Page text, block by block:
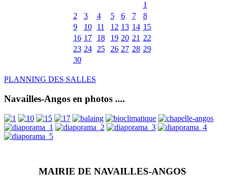
1
2
3 4 5 6 7
8
9
10 11 12 13 14 15
16 17 18 19 20 21 22
23 24 25 26 27 28 29
30
PLANNING DES SALLES
Navailles-Angos en photos ....
MAIRIE DE NAVAILLES-ANGOS